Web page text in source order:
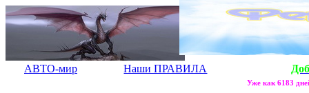
АВТО-мир Наши ПРАВИЛА
Уже как 6183